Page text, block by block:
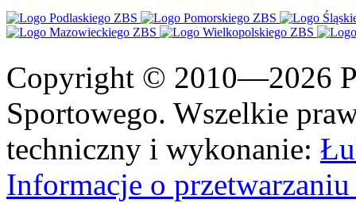
Copyright © 2010—2026
Sportowego. Wszelkie
techniczny i wykonanie:
Informacje o